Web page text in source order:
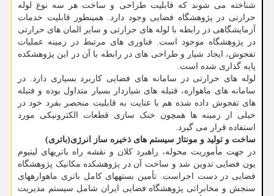
شناخته می شوند که قابلیت طراحی و ساخت هر سه نوع لوله
حرارتی در پژوهشگاه فضایی وجود دارد. همینطور قابلیت خدمات
آزمایشگاهی در رابطه با لوله های حرارتی و سایر المان های حرارتی
در پژوهشگاه موجود است. فناوری های مرتبط در زمینه عملیات
تفجوش، ایجاد شیار و طراحی های در رابطه با آن در این پژوهشکده
پایه گذاری شده است.
لوله های حرارتی در سامانه های فضایی کاربرد بسیاری دارد. در
سامانه های ماهواره، فتیله های شیاردار بسیار متداول بوده و فتیله
های تفجوش داده شده هم با عنایت به قابلیت منحصر بفرد خود در
خیلی از زمینه ها همچون خنک سازی قطعات الکترونیکی مورد
استفاده قرار می گیرد.
ساخت و تولید و مونتاژ سیستم های ذخیره ساز انرژی(باتری)
در جهت مأموریت محوله، راهبرد کلان و نقشه راه باتری‎های لیتیوم
یون فضایی تدوین شد و ساخت آن در پژوهشکده مکانیک پژوهشگاه
فضایی در دست اجراست. تأمین بسته‎های کامل باتری ماهواره‎های
سنجش و مخابراتی پژوهشگاه فضایی ایران شامل سیستم مدیریت